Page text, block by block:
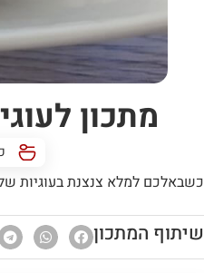
מתכון
כשבאלכם למלא צנצנת בעוגיות
שיתוף המתכון